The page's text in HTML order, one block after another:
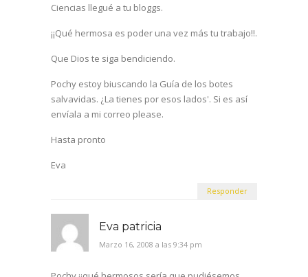
Ciencias llegué a tu bloggs.
¡¡Qué hermosa es poder una vez más tu trabajo!!.
Que Dios te siga bendiciendo.
Pochy estoy biuscando la Guía de los botes
salvavidas. ¿La tienes por esos lados'. Si es así
envíala a mi correo please.
Hasta pronto
Eva
Responder
Eva patricia
Marzo 16, 2008 a las 9:34 pm